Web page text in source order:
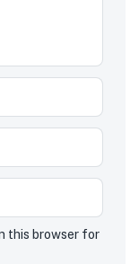
this browser for